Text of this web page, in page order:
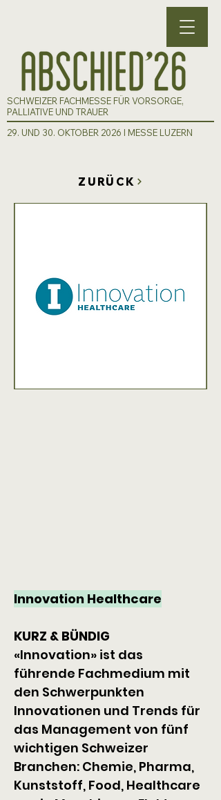
SCHWEIZER FACHMESSE FÜR VORSORGE,
PALLIATIVE UND TRAUER
29. UND 30. OKTOBER 2026 I MESSE LUZERN
ZURÜCK
Innovation Healthcare
KURZ & BÜNDIG
«Innovation» ist das
führende Fachmedium mit
den Schwerpunkten
Innovationen und Trends für
das Management von fünf
wichtigen Schweizer
Branchen: Chemie, Pharma,
Kunststoff, Food, Healthcare